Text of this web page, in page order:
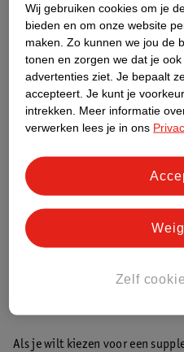
Het verschil tussen
citraat
bisglycinaat en tauraat. Wil je
Als je wilt kiezen voor een
Wij gebruiken cookies om je
bieden en om onze website
maken. Zo kunnen we jou de
tonen en zorgen we dat je
advertenties ziet. Je bepaalt
accepteert. Je kunt je
intrekken.
Meer informatie
verwerken lees je in ons
Zelf